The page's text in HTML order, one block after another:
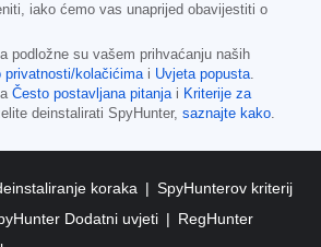
iako ćemo vas unaprijed obavijestiti o
podložne su vašem prihvaćanju naših
privatnosti/kolačićimai Uvjeta popusta.
Često postavljana pitanjai Kriterije za
deinstalirati SpyHunter, saznajte kako.
koraka
SpyHunterov kriterij
Dodatni uvjeti
RegHunter